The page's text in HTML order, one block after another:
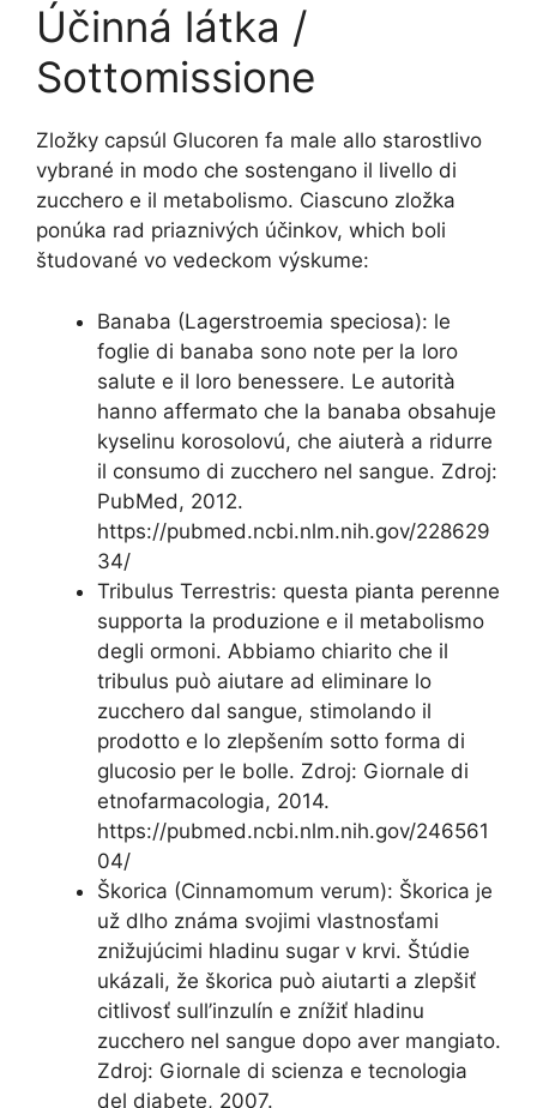
Účinná látka /
Sottomissione
Zložky capsúl Glucoren fa male allo starostlivo
vybrané in modo che sostengano il livello di
zucchero e il metabolismo. Ciascuno zložka
ponúka rad priaznivých účinkov, which boli
študované vo vedeckom výskume:
Banaba (Lagerstroemia speciosa): le
foglie di banaba sono note per la loro
salute e il loro benessere. Le autorità
hanno affermato che la banaba obsahuje
kyselinu korosolovú, che aiuterà a ridurre
il consumo di zucchero nel sangue. Zdroj:
PubMed, 2012.
https://pubmed.ncbi.nlm.nih.gov/228629
34/
Tribulus Terrestris: questa pianta perenne
supporta la produzione e il metabolismo
degli ormoni. Abbiamo chiarito che il
tribulus può aiutare ad eliminare lo
zucchero dal sangue, stimolando il
prodotto e lo zlepšením sotto forma di
glucosio per le bolle. Zdroj: Giornale di
etnofarmacologia, 2014.
https://pubmed.ncbi.nlm.nih.gov/246561
04/
Škorica (Cinnamomum verum): Škorica je
už dlho známa svojimi vlastnosťami
znižujúcimi hladinu sugar v krvi. Štúdie
ukázali, že škorica può aiutarti a zlepšiť
citlivosť sull’inzulín e znížiť hladinu
zucchero nel sangue dopo aver mangiato.
Zdroj: Giornale di scienza e tecnologia
del diabete, 2007.